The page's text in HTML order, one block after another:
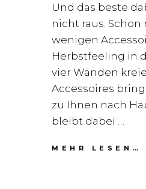
Und das beste
nicht raus.
wenigen
Herbstfeeling in
vier Wänden
Accessoires
zu Ihnen nach
bleibt dabei …
MEHR LESEN…